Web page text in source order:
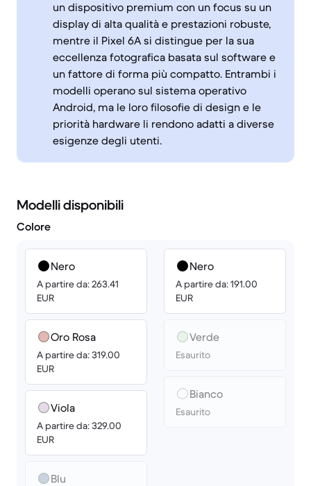
un dispositivo premium con un focus su un
display di alta qualità e prestazioni robuste,
mentre il Pixel 6A si distingue per la sua
eccellenza fotografica basata sul software e
un fattore di forma più compatto. Entrambi i
modelli operano sul sistema operativo
Android, ma le loro filosofie di design e le
priorità hardware li rendono adatti a diverse
esigenze degli utenti.
Modelli disponibili
Colore
Nero
A partire da: 263.41
EUR
Oro Rosa
A partire da: 319.00
EUR
Viola
A partire da: 329.00
EUR
Blu
Nero
A partire da: 191.00
EUR
Verde
Esaurito
Bianco
Esaurito